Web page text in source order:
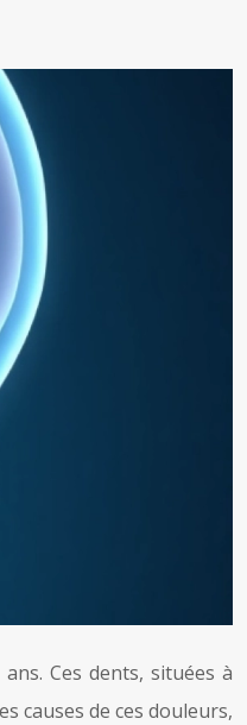
Ces dents, situées à
causes de ces douleurs,